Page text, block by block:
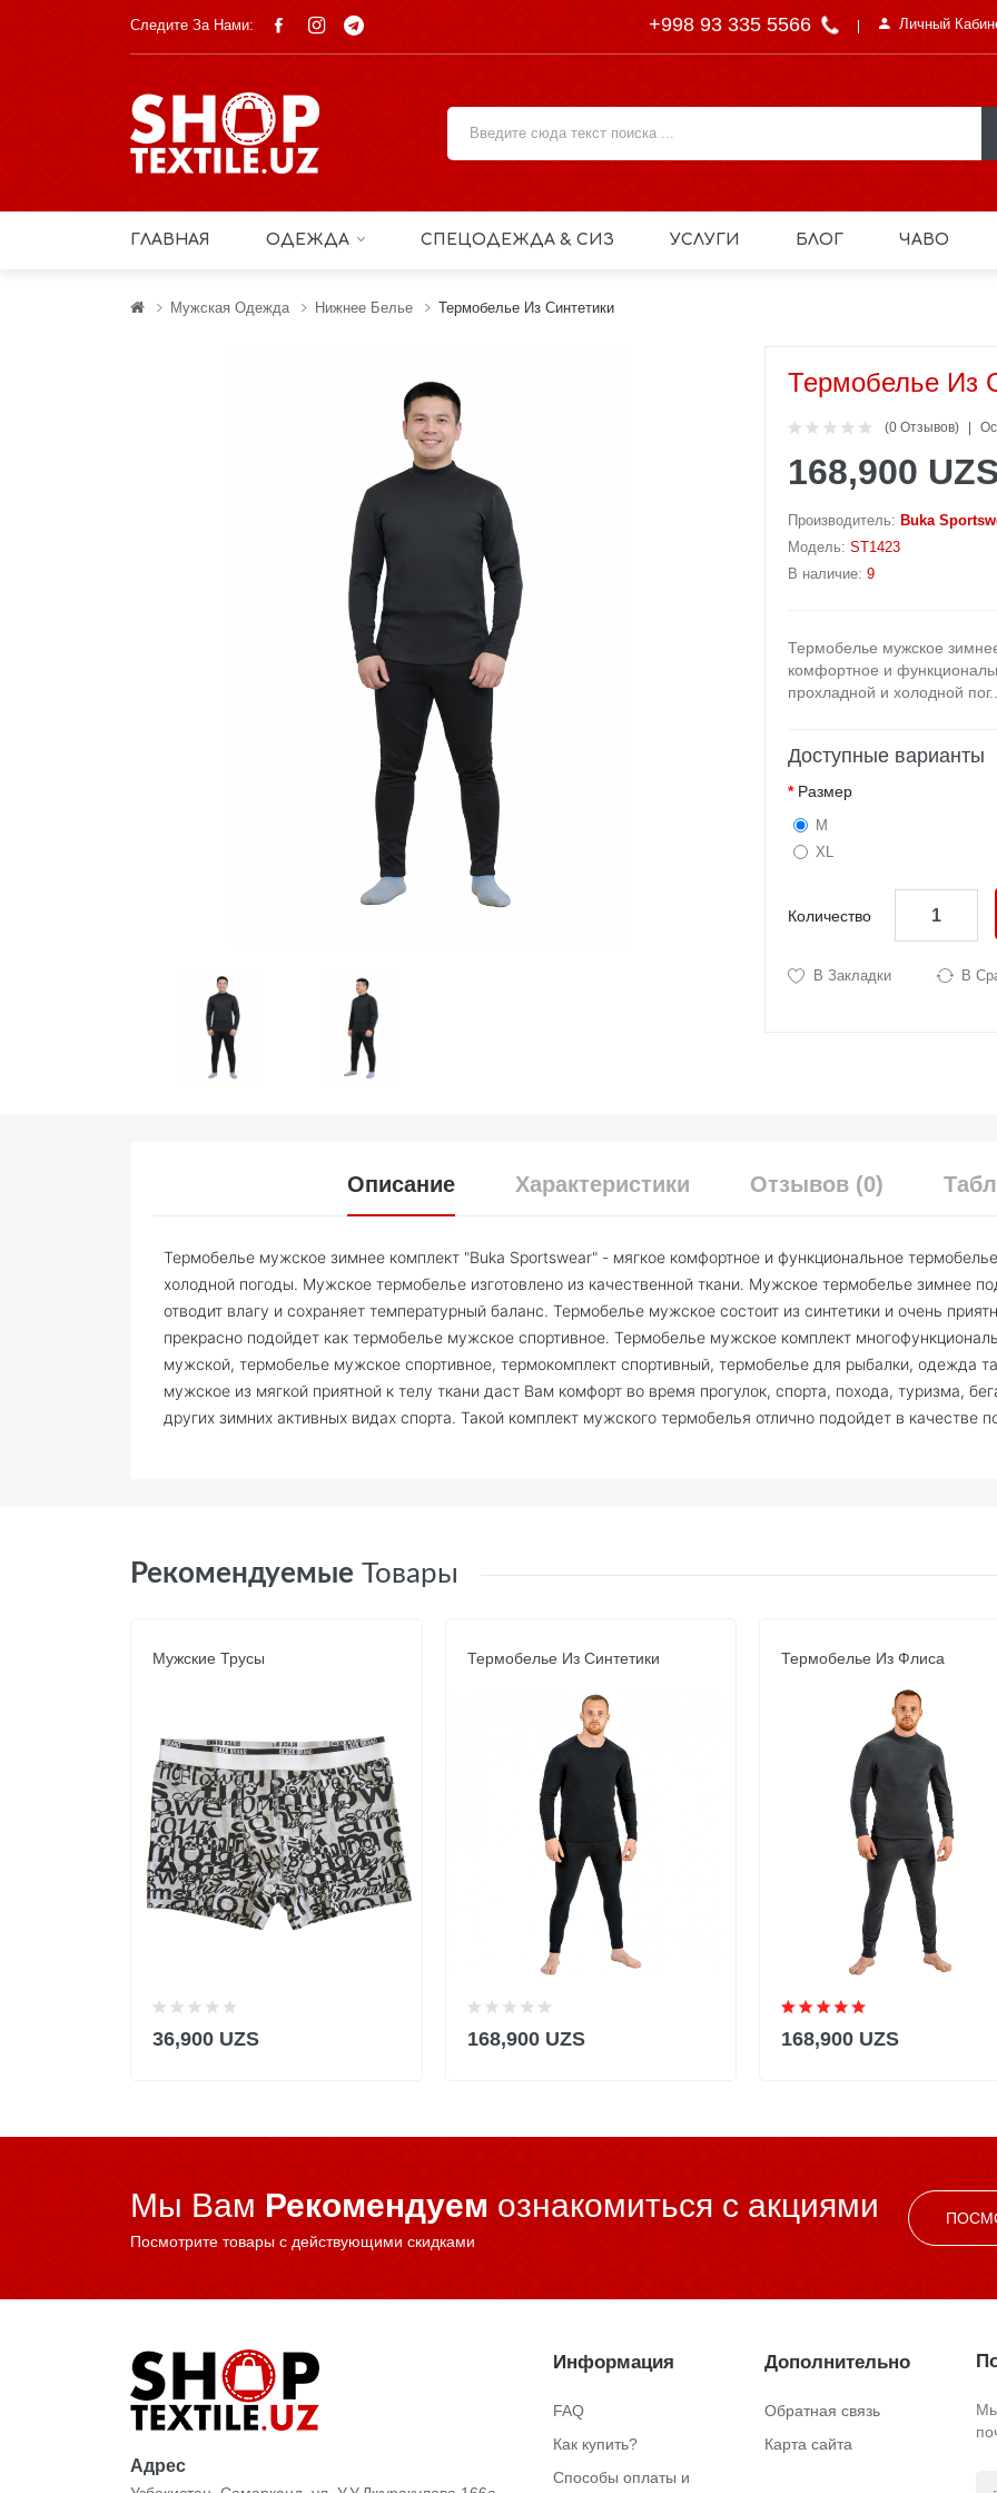
Следите За Нами: +998 93 335 5566 Личный
ГЛАВНАЯ ОДЕЖДА СПЕЦОДЕЖДА & СИЗ УСЛУГИ БЛОГ ЧАВО
Мужская Одежда Нижнее Белье Термобелье Из Синтетики
Термобелье Из
(0 Отзывов)
168,900 UZS
Производитель: Buka
Модель: ST1423
В наличие: 9
Термобелье мужское
комфортное и
прохладной и холодной пог..
Доступные варианты
Размер
M
XL
Количество
В Закладки В
Описание Характеристики Отзывов (0)
Термобелье мужское зимнее комплект "Buka Sportswear" - мягкое комфортное и функциональное
холодной погоды. Мужское термобелье изготовлено из качественной ткани. Мужское термобелье зимнее
отводит влагу и сохраняет температурный баланс. Термобелье мужское состоит из синтетики и очень
прекрасно подойдет как термобелье мужское спортивное. Термобелье мужское комплект
мужской, термобелье мужское спортивное, термокомплект спортивный, термобелье для рыбалки, одежда
мужское из мягкой приятной к телу ткани даст Вам комфорт во время прогулок, спорта, похода, туризма,
других зимних активных видах спорта. Такой комплект мужского термобелья отлично подойдет в качестве
Рекомендуемые Товары
Мужские Трусы
36,900 UZS
Термобелье Из Синтетики
168,900 UZS
Термобелье Из Флиса
168,900 UZS
Мы Вам Рекомендуем ознакомиться c акциями
Посмотрите товары с действующими скидками
Адрес
Информация
FAQ
Как купить?
Способы оплаты и
Дополнительно
Обратная связь
Карта сайта